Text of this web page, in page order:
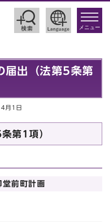
toggle
メニュー
出（法第5条第
月1日
第1項）
堂前町計画